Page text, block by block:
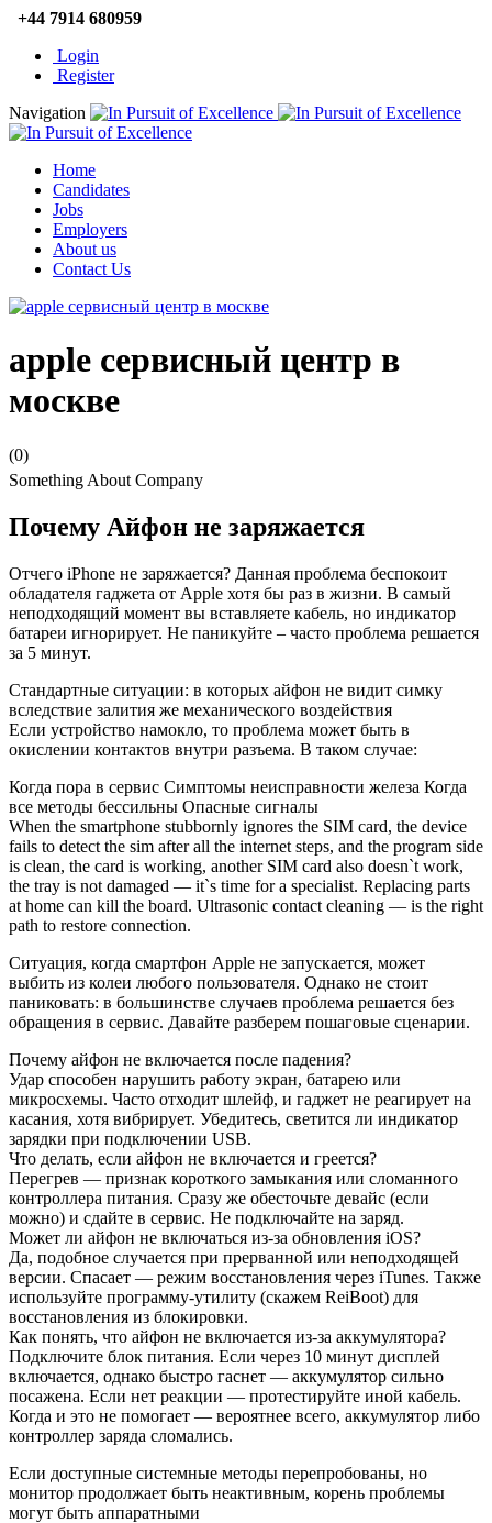
+44 7914 680959
Login
Register
Navigation
Home
Candidates
Jobs
Employers
About us
Contact Us
apple сервисный центр в
москве
(0)
Something About Company
Почему Айфон не заряжается
Отчего iPhone не заряжается? Данная проблема беспокоит
обладателя гаджета от Apple хотя бы раз в жизни. В самый
неподходящий момент вы вставляете кабель, но индикатор
батареи игнорирует. Не паникуйте – часто проблема решается
за 5 минут.
Стандартные ситуации: в которых айфон не видит симку
вследствие залития же механического воздействия
Если устройство намокло, то проблема может быть в
окислении контактов внутри разъема. В таком случае:
Когда пора в сервис Симптомы неисправности железа Когда
все методы бессильны Опасные сигналы
When the smartphone stubbornly ignores the SIM card, the device
fails to detect the sim after all the internet steps, and the program side
is clean, the card is working, another SIM card also doesn`t work,
the tray is not damaged — it`s time for a specialist. Replacing parts
at home can kill the board. Ultrasonic contact cleaning — is the right
path to restore connection.
Ситуация, когда смартфон Apple не запускается, может
выбить из колеи любого пользователя. Однако не стоит
паниковать: в большинстве случаев проблема решается без
обращения в сервис. Давайте разберем пошаговые сценарии.
Почему айфон не включается после падения?
Удар способен нарушить работу экран, батарею или
микросхемы. Часто отходит шлейф, и гаджет не реагирует на
касания, хотя вибрирует. Убедитесь, светится ли индикатор
зарядки при подключении USB.
Что делать, если айфон не включается и греется?
Перегрев — признак короткого замыкания или сломанного
контроллера питания. Сразу же обесточьте девайс (если
можно) и сдайте в сервис. Не подключайте на заряд.
Может ли айфон не включаться из-за обновления iOS?
Да, подобное случается при прерванной или неподходящей
версии. Спасает — режим восстановления через iTunes. Также
используйте программу-утилиту (скажем ReiBoot) для
восстановления из блокировки.
Как понять, что айфон не включается из-за аккумулятора?
Подключите блок питания. Если через 10 минут дисплей
включается, однако быстро гаснет — аккумулятор сильно
посажена. Если нет реакции — протестируйте иной кабель.
Когда и это не помогает — вероятнее всего, аккумулятор либо
контроллер заряда сломались.
Если доступные системные методы перепробованы, но
монитор продолжает быть неактивным, корень проблемы
могут быть аппаратными